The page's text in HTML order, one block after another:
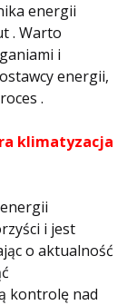
energii
. Warto
i
energii,
.
klimatyzacja
i jest
o aktualność
kontrolę nad